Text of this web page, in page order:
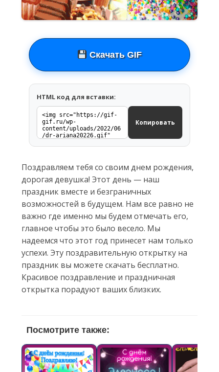
Скачать GIF
HTML код для вставки:
Копировать
Поздравляем тебя со своим днем рождения,
дорогая девушка! Этот день — наш
праздник вместе и безграничных
возможностей в будущем. Нам все равно не
важно где именно мы будем отмечать его,
главное чтобы это было весело. Мы
надеемся что этот год принесет нам только
успехи. Эту поздравительную открытку на
праздник вы можете скачать бесплатно.
Красивое поздравление и праздничная
открытка порадуют ваших близких.
Посмотрите также: